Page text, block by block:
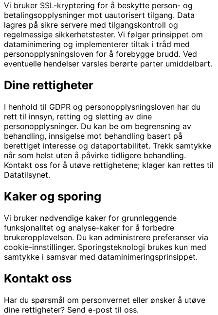
Vi bruker SSL-kryptering for å beskytte person- og
betalingsopplysninger mot uautorisert tilgang. Data
lagres på sikre servere med tilgangskontroll og
regelmessige sikkerhetstester. Vi følger prinsippet om
dataminimering og implementerer tiltak i tråd med
personopplysningsloven for å forebygge brudd. Ved
eventuelle hendelser varsles berørte parter umiddelbart.
Dine rettigheter
I henhold til GDPR og personopplysningsloven har du
rett til innsyn, retting og sletting av dine
personopplysninger. Du kan be om begrensning av
behandling, innsigelse mot behandling basert på
berettiget interesse og dataportabilitet. Trekk samtykke
når som helst uten å påvirke tidligere behandling.
Kontakt oss for å utøve rettighetene; klager kan rettes til
Datatilsynet.
Kaker og sporing
Vi bruker nødvendige kaker for grunnleggende
funksjonalitet og analyse-kaker for å forbedre
brukeropplevelsen. Du kan administrere preferanser via
cookie-innstillinger. Sporingsteknologi brukes kun med
samtykke i samsvar med dataminimeringsprinsippet.
Kontakt oss
Har du spørsmål om personvernet eller ønsker å utøve
dine rettigheter? Send e-post til oss.